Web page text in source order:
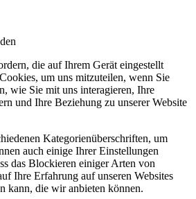
die auf Ihrem Gerät eingestellt
um uns mitzuteilen, wenn Sie
wie Sie mit uns interagieren, Ihre
und Ihre Beziehung zu unserer Website
Kategorienüberschriften, um
auch einige Ihrer Einstellungen
das Blockieren einiger Arten von
Ihre Erfahrung auf unseren Websites
kann, die wir anbieten können.